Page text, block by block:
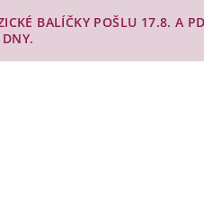
BALÍČKY POŠLU 17.8. A